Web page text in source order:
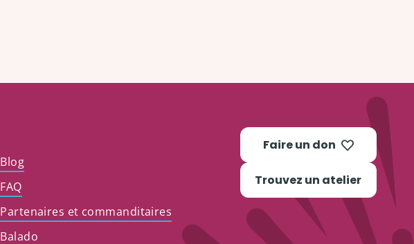
Blog
FAQ
Partenaires et commanditaires
Balado
Faire un don
Trouvez un atelier